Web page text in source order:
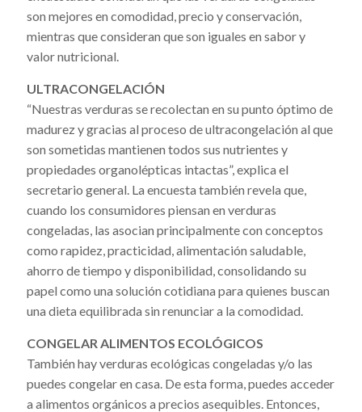
son mejores en comodidad, precio y conservación,
mientras que consideran que son iguales en sabor y
valor nutricional.
ULTRACONGELACIÓN
“Nuestras verduras se recolectan en su punto óptimo de
madurez y gracias al proceso de ultracongelación al que
son sometidas mantienen todos sus nutrientes y
propiedades organolépticas intactas”, explica el
secretario general. La encuesta también revela que,
cuando los consumidores piensan en verduras
congeladas, las asocian principalmente con conceptos
como rapidez, practicidad, alimentación saludable,
ahorro de tiempo y disponibilidad, consolidando su
papel como una solución cotidiana para quienes buscan
una dieta equilibrada sin renunciar a la comodidad.
CONGELAR ALIMENTOS ECOLÓGICOS
También hay verduras ecológicas congeladas y/o las
puedes congelar en casa. De esta forma, puedes acceder
a alimentos orgánicos a precios asequibles. Entonces,